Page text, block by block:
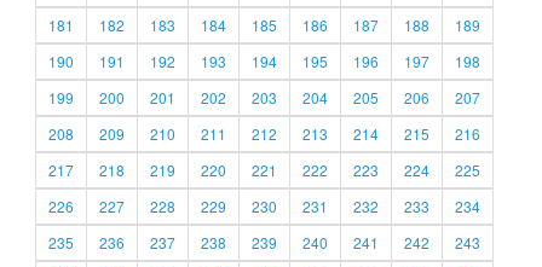
181
182 183 184 185 186 187 188
189
190
191 192 193 194 195 196 197
198
199
200 201 202 203 204 205 206
207
208
209 210 211 212 213 214 215
216
217
218 219 220 221 222 223 224
225
226
227 228 229 230 231 232 233
234
235
236 237 238 239 240 241 242
243